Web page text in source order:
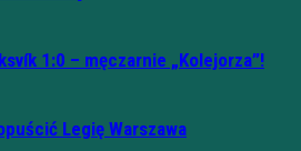
1:0 – męczarnie „Kolejorza”!
Legię Warszawa